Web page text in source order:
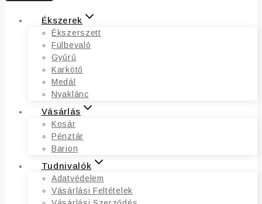
Ékszerek
Ékszerszett
Fülbevaló
Gyűrű
Karkötő
Medál
Nyaklánc
Vásárlás
Kosár
Pénztár
Barion
Tudnivalók
Adatvédelem
Vásárlási Feltételek